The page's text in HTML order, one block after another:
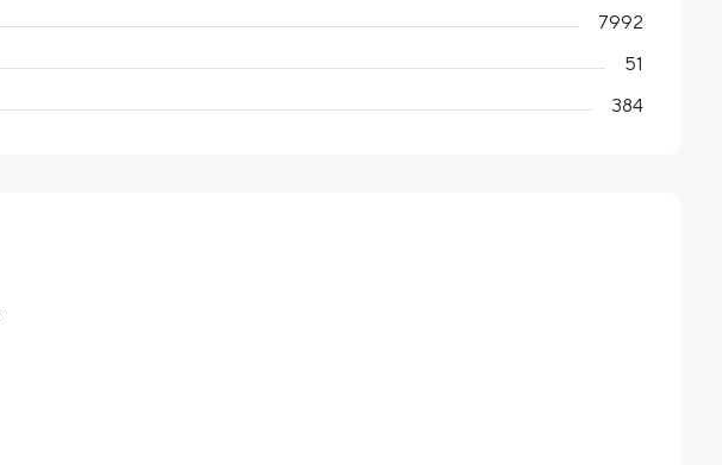
7992
51
384